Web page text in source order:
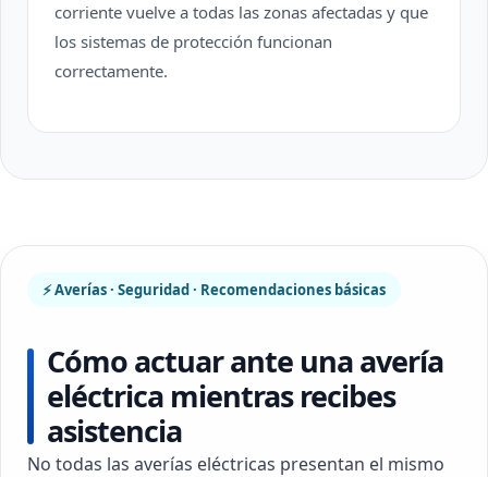
corriente vuelve a todas las zonas afectadas y que
los sistemas de protección funcionan
correctamente.
⚡ Averías · Seguridad · Recomendaciones básicas
Cómo actuar ante una avería
eléctrica mientras recibes
asistencia
No todas las averías eléctricas presentan el mismo